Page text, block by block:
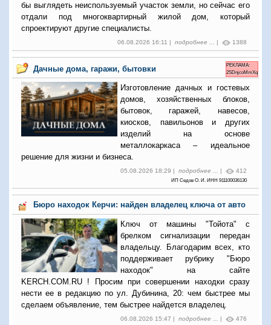
бы выглядеть неиспользуемый участок земли, но сейчас его
отдали под многоквартирный жилой дом, который
спроектируют другие специалисты.
06.08.2026 16:11 | подробнее ... | 1388
Дачные дома, гаражи, бытовки
РЕКЛАМА:
2SDnjcoMmXq
Изготовление дачных и гостевых
домов, хозяйственных блоков,
бытовок, гаражей, навесов,
киосков, павильонов и других
изделий на основе
металлокаркаса – идеальное
решение для жизни и бизнеса.
05.08.2026 18:29 | подробнее ... | 412
ИП Седов О. И. ИНН 911100036130
Бюро находок Керчи: найден владелец ключа от авто
Ключ от машины "Тойота" с
брелком сигнализации передан
владельцу. Благодарим всех, кто
поддерживает рубрику "Бюро
находок" на сайте
KERCH.COM.RU ! Просим при совершении находки сразу
нести ее в редакцию по ул. Дубинина, 20: чем быстрее мы
сделаем объявление, тем быстрее найдется владелец.
06.08.2026 15:47 | подробнее ... | 476